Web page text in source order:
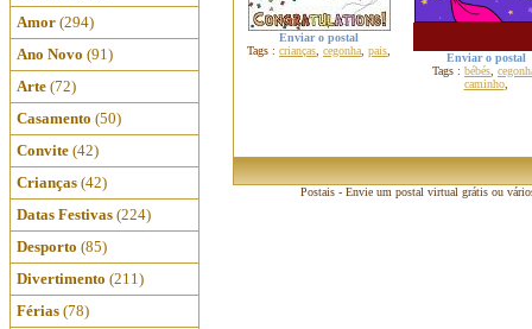
Amor (294)
Ano Novo (91)
Arte (72)
Casamento (50)
Convite (42)
Crianças (42)
Datas Festivas (224)
Desporto (85)
Divertimento (211)
Férias (78)
Enviar o postal
Tags : crianças cegonha pais
Enviar o postal
Tags : bébés
caminho,
Postais - Envie um postal virtual grátis ou